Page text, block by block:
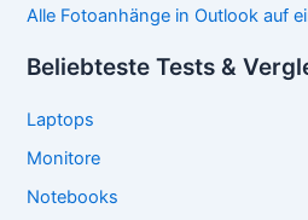
Alle Fotoanhänge in Outlook auf
Beliebteste Tests &
Laptops
Monitore
Notebooks